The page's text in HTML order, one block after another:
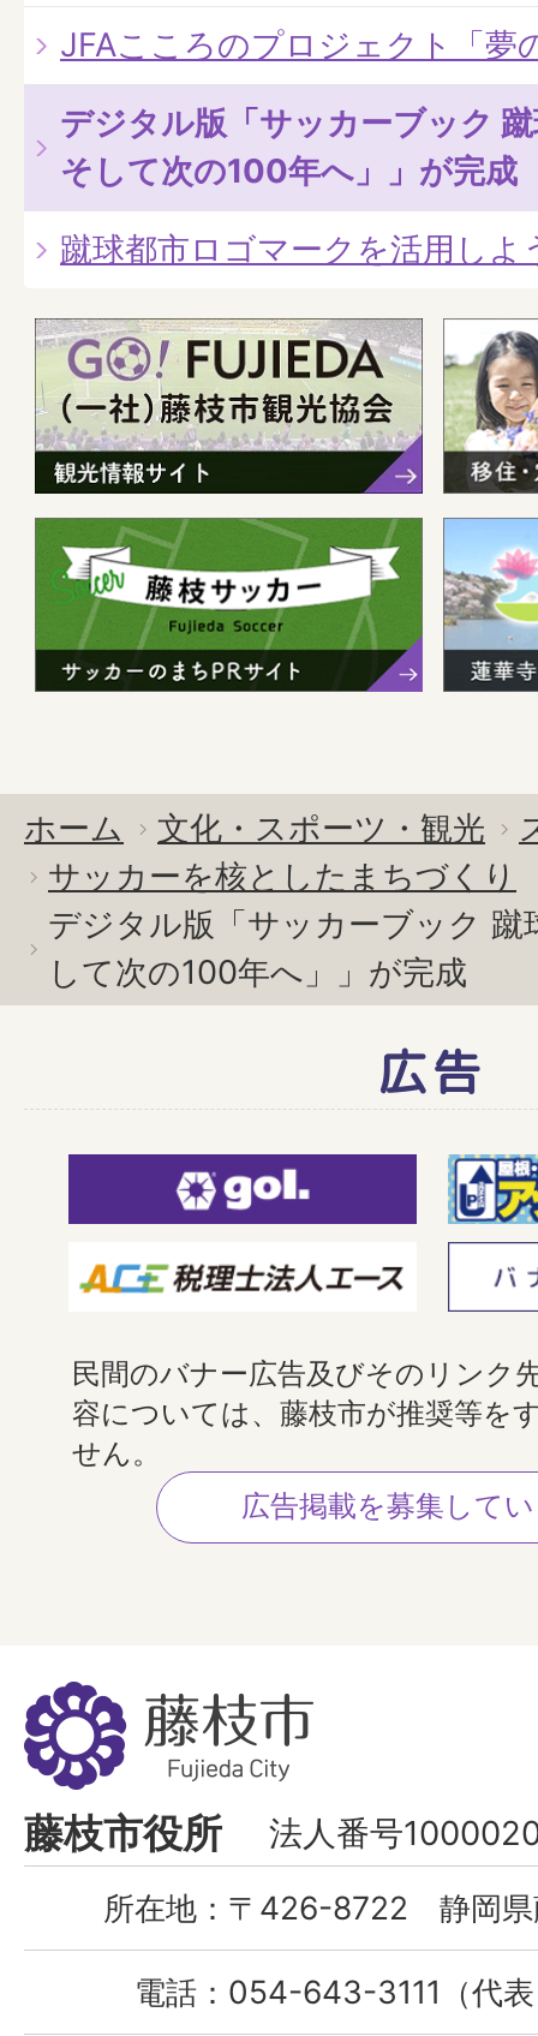
JFAこころのプロジェクト「夢
デジタル版「サッカーブック
そして次の100年へ」」が完成
蹴球都市ロゴマークを活用しよ
ホーム 文化・スポーツ・観光
サッカーを核としたまちづくり
デジタル版「サッカーブック 蹴
して次の100年へ」」が完成
広告
民間のバナー広告及びそのリンク
容については、藤枝市が推奨等を
せん。
広告掲載を募集して
藤
枝
市
Fujieda
City
藤枝市役所 法人番号
所在地： 〒426-8722 静岡県
電話： 054-643-3111（代